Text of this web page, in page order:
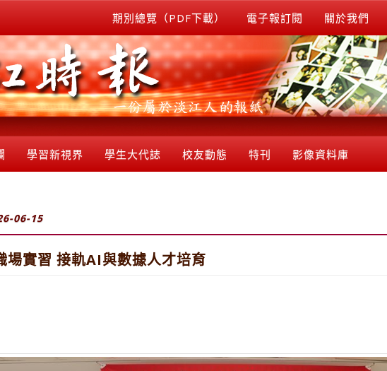
期別總覽（PDF下載） 電子報訂閱 關於我們
學習新視界 學生大代誌 校友動態 特刊 影像資料庫
06-15
場實習 接軌AI與數據人才培育